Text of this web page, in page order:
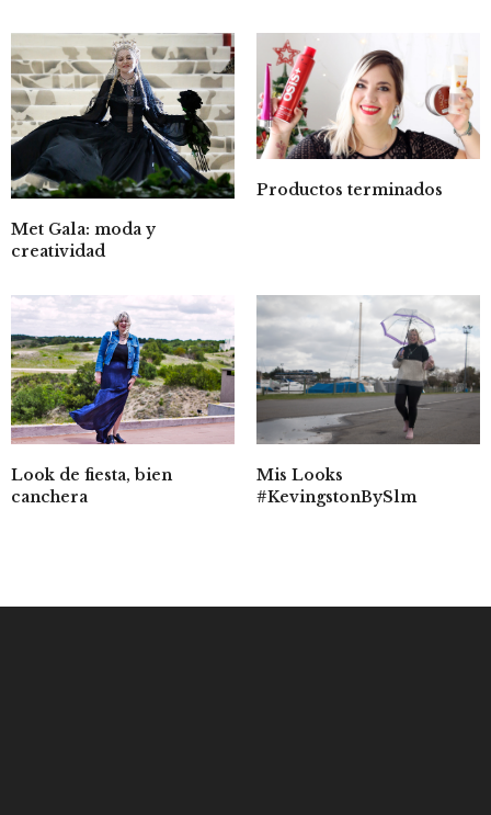
Met Gala: moda y
creatividad
Productos terminados
Look de fiesta, bien
canchera
Mis Looks
#KevingstonBySlm